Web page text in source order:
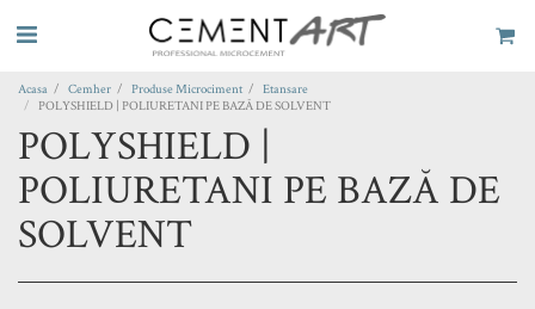
Acasa Cemher Produse Microciment
Etansare
POLYSHIELD | POLIURETANI PE BAZĂ DE SOLVENT
POLYSHIELD |
POLIURETANI PE BAZĂ DE
SOLVENT